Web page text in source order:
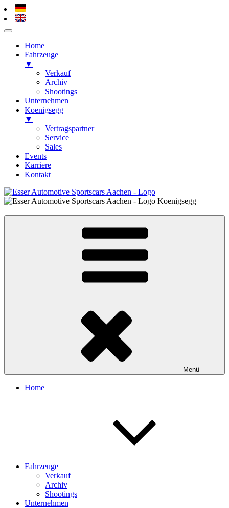
Home
Fahrzeuge
▼
Verkauf
Archiv
Shootings
Unternehmen
Koenigsegg
▼
Vertragspartner
Service
Sales
Events
Karriere
Kontakt
Inhalt
Esser Automotive – Alsdorf / Aachen
Koenigsegg, Hypercars, Sportscars
Menü
Home
Fahrzeuge
Verkauf
Archiv
Shootings
Unternehmen